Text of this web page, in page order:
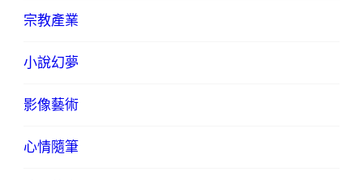
宗教產業
小說幻夢
影像藝術
心情隨筆